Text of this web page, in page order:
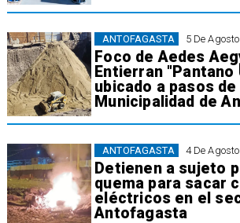
5 De
Foco de Aedes
Entierran "Pantano
ubicado a pasos de
Municipalidad de
ANTOFAGASTA
4 De
Detienen a sujeto
quema para sacar
eléctricos en el
Antofagasta
ANTOFAGASTA